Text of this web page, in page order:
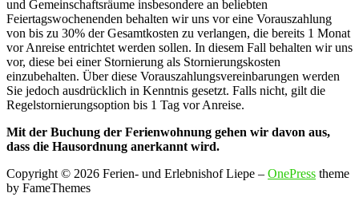
und Gemeinschaftsräume insbesondere an beliebten
Feiertagswochenenden behalten wir uns vor eine Vorauszahlung
von bis zu 30% der Gesamtkosten zu verlangen, die bereits 1 Monat
vor Anreise entrichtet werden sollen. In diesem Fall behalten wir uns
vor, diese bei einer Stornierung als Stornierungskosten
einzubehalten. Über diese Vorauszahlungsvereinbarungen werden
Sie jedoch ausdrücklich in Kenntnis gesetzt. Falls nicht, gilt die
Regelstornierungsoption bis 1 Tag vor Anreise.
Mit der Buchung der Ferienwohnung gehen wir davon aus,
dass die Hausordnung anerkannt wird.
Copyright © 2026 Ferien- und Erlebnishof Liepe – OnePress theme
by FameThemes